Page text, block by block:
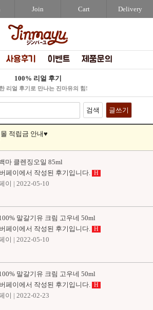
Join Cart Delivery
사용후기 이벤트 제품문의
100% 리얼 후기
리얼 후기로 만나는 진마유의 힘!
검색 글쓰기
적립금 안내♥
마 클렌징오일 85ml
페이에서 작성된 후기입니다. H
이 | 2022-05-10
말갈기유 크림 고우네 50ml
페이에서 작성된 후기입니다. H
이 | 2022-05-10
말갈기유 크림 고우네 50ml
페이에서 작성된 후기입니다. H
이 | 2022-02-23